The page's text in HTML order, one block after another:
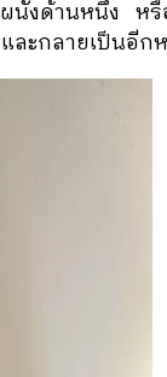
นังด้านหนึ่ง ห
ละกลายเป็นอี